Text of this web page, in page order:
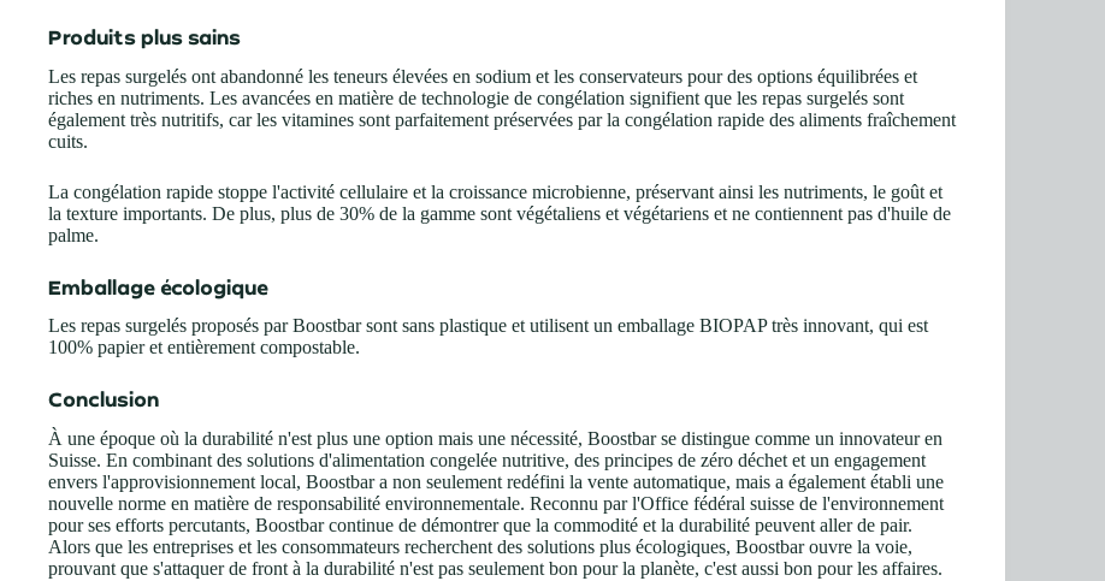
Produits plus sains
Les repas surgelés ont abandonné les teneurs élevées en sodium et les conservateurs pour des options équilibrées et
riches en nutriments. Les avancées en matière de technologie de congélation signifient que les repas surgelés sont
également très nutritifs, car les vitamines sont parfaitement préservées par la congélation rapide des aliments fraîchement
cuits.
La congélation rapide stoppe l'activité cellulaire et la croissance microbienne, préservant ainsi les nutriments, le goût et
la texture importants. De plus, plus de 30% de la gamme sont végétaliens et végétariens et ne contiennent pas d'huile de
palme.
Emballage écologique
Les repas surgelés proposés par Boostbar sont sans plastique et utilisent un emballage BIOPAP très innovant, qui est
100% papier et entièrement compostable.
Conclusion
À une époque où la durabilité n'est plus une option mais une nécessité, Boostbar se distingue comme un innovateur en
Suisse. En combinant des solutions d'alimentation congelée nutritive, des principes de zéro déchet et un engagement
envers l'approvisionnement local, Boostbar a non seulement redéfini la vente automatique, mais a également établi une
nouvelle norme en matière de responsabilité environnementale. Reconnu par l'Office fédéral suisse de l'environnement
pour ses efforts percutants, Boostbar continue de démontrer que la commodité et la durabilité peuvent aller de pair.
Alors que les entreprises et les consommateurs recherchent des solutions plus écologiques, Boostbar ouvre la voie,
prouvant que s'attaquer de front à la durabilité n'est pas seulement bon pour la planète, c'est aussi bon pour les affaires.